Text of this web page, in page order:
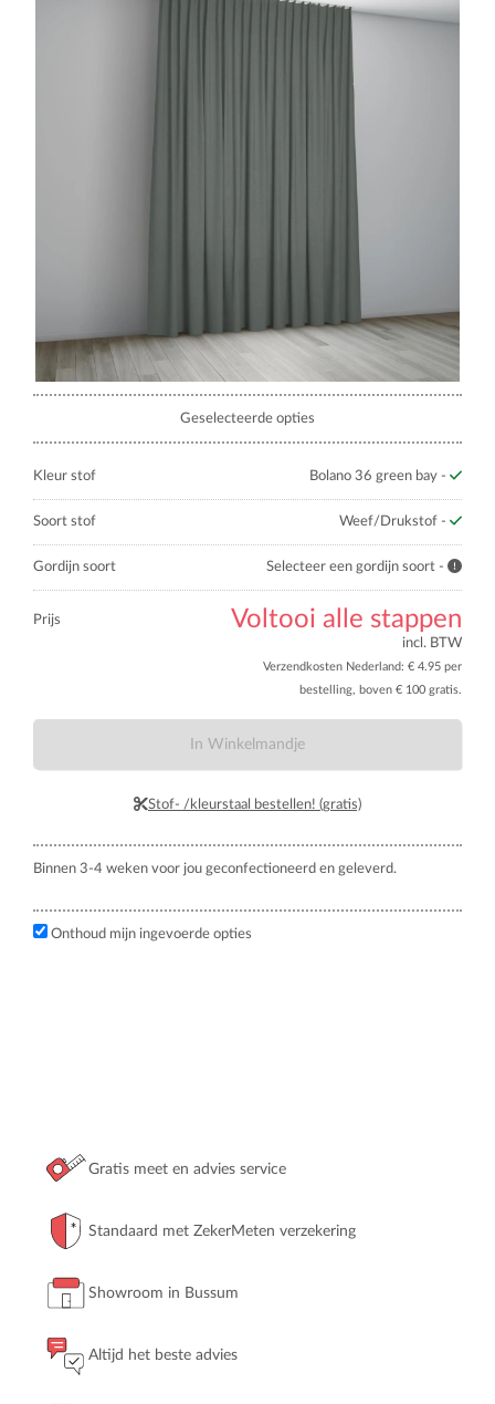
Geselecteerde opties
Kleur stof Bolano 36 green bay -
Soort stof Weef/Drukstof -
Gordijn soort Selecteer een gordijn soort -
Prijs Voltooi alle stappen
incl. BTW
Verzendkosten Nederland: € 4.95 per
bestelling, boven € 100 gratis.
In Winkelmandje
Stof- /kleurstaal bestellen! (gratis)
Binnen 3-4 weken voor jou geconfectioneerd en geleverd.
Onthoud mijn ingevoerde opties
Gratis meet en advies service
Standaard met ZekerMeten verzekering
Showroom in Bussum
Altijd het beste advies